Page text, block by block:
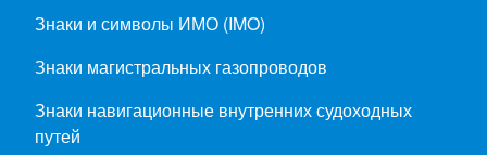
Знаки и символы ИМО (IMO)
Знаки магистральных газопроводов
Знаки навигационные внутренних судоходных
путей